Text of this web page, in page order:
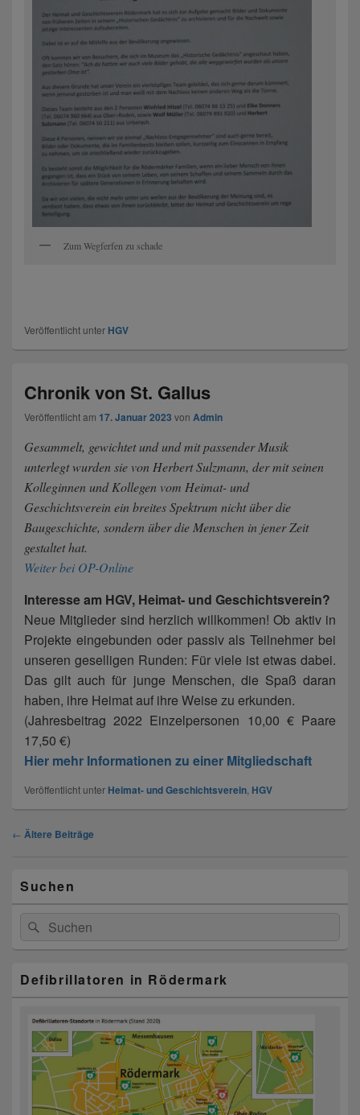
Zum Wegferfen zu schade
Veröffentlicht unter HGV
Chronik von St. Gallus
Veröffentlicht am 17. Januar 2023 von Admin
Gesammelt, gewichtet und und mit passender Musik
unterlegt wurden sie von Herbert Sulzmann, der mit seinen
Kolleginnen und Kollegen vom Heimat- und
Geschichtsverein ein breites Spektrum nicht über die
Baugeschichte, sondern über die Menschen in jener Zeit
gestaltet hat.
Weiter bei OP-Online
Interesse am HGV, Heimat- und Geschichtsverein?
Neue Mitglieder sind herzlich willkommen! Ob aktiv in
Projekte eingebunden oder passiv als Teilnehmer bei
unseren geselligen Runden: Für viele ist etwas dabei.
Das gilt auch für junge Menschen, die Spaß daran
haben, ihre Heimat auf ihre Weise zu erkunden.
(Jahresbeitrag 2022 Einzelpersonen 10,00 € Paare
17,50 €)
Hier mehr Informationen zu einer Mitgliedschaft
Veröffentlicht unter Heimat- und Geschichtsverein HGV
Beitragsnavigation
← Ältere Beiträge
Seitenleisten-
Widgetbereich
Suchen
Suchen
nach:
Suchen
Defibrillatoren in Rödermark